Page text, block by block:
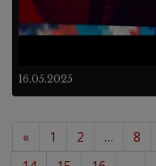
16.05.2025
« 1 2 … 8